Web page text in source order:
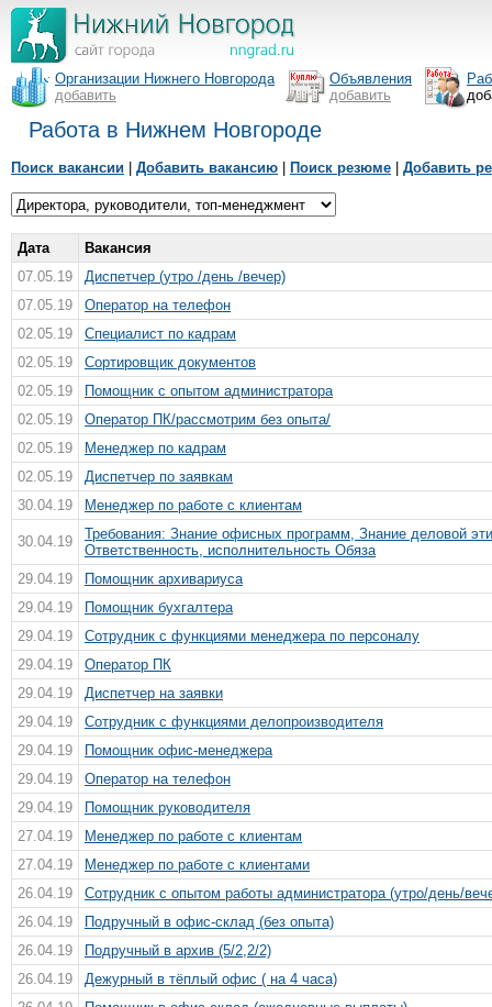
Организации Нижнего Новгорода
добавить
Объявления
добавить
Работа в Нижнем Новгороде
Поиск вакансии Добавить вакансию Поиск резюме Добавить
Дата
Вакансия
07.05.19
Диспетчер (утро /день /вечер)
07.05.19
Оператор на телефон
02.05.19
Специалист по кадрам
02.05.19
Сортировщик документов
02.05.19
Помощник с опытом администратора
02.05.19
Оператор ПК/рассмотрим без опыта/
02.05.19
Менеджер по кадрам
02.05.19
Диспетчер по заявкам
30.04.19
Менеджер по работе с клиентам
30.04.19
Требования: Знание офисных программ, Знание деловой
Ответственность, исполнительность Обяза
29.04.19
Помощник архивариуса
29.04.19
Помощник бухгалтера
29.04.19
Сотрудник с функциями менеджера по персоналу
29.04.19
Оператор ПК
29.04.19
Диспетчер на заявки
29.04.19
Сотрудник с функциями делопроизводителя
29.04.19
Помощник офис-менеджера
29.04.19
Оператор на телефон
29.04.19
Помощник руководителя
27.04.19
Менеджер по работе с клиентам
27.04.19
Менеджер по работе с клиентами
26.04.19
Сотрудник с опытом работы администратора (утро/день/
26.04.19
Подручный в офис-склад (без опыта)
26.04.19
Подручный в архив (5/2,2/2)
26.04.19
Дежурный в тёплый офис ( на 4 часа)